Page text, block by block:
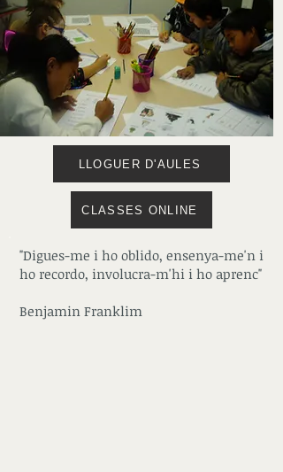
LLOGUER D'AULES
CLASSES ONLINE
"Digues-me i ho oblido, ensenya-me'n i
ho recordo, involucra-m'hi i ho aprenc"
Benjamin Franklim